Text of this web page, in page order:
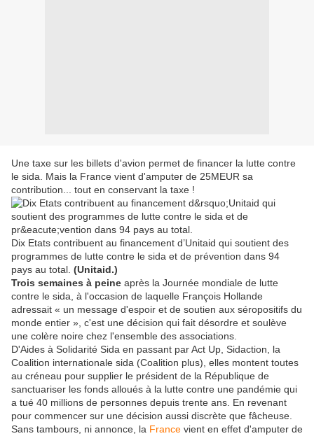
Une taxe sur les billets d'avion permet de financer la lutte contre
le sida. Mais la France vient d'amputer de 25MEUR sa
contribution... tout en conservant la taxe !
Dix Etats contribuent au financement d’Unitaid qui soutient des
programmes de lutte contre le sida et de prévention dans 94
pays au total. (Unitaid.)
Trois semaines à peine après la Journée mondiale de lutte
contre le sida, à l'occasion de laquelle François Hollande
adressait « un message d'espoir et de soutien aux séropositifs du
monde entier », c'est une décision qui fait désordre et soulève
une colère noire chez l'ensemble des associations.
D'Aides à Solidarité Sida en passant par Act Up, Sidaction, la
Coalition internationale sida (Coalition plus), elles montent toutes
au créneau pour supplier le président de la République de
sanctuariser les fonds alloués à la lutte contre une pandémie qui
a tué 40 millions de personnes depuis trente ans. En revenant
pour commencer sur une décision aussi discrète que fâcheuse.
Sans tambours, ni annonce, la France vient en effet d'amputer de